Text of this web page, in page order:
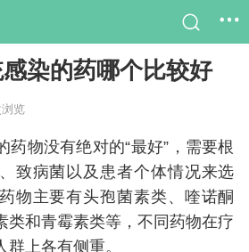
染的药哪个比较好
览
药物没有绝对的“最好”，需要根
致病菌以及患者个体情况来选
物主要有头孢菌素类、喹诺酮
类和青霉素类等，不同药物在疗
群上各有侧重。